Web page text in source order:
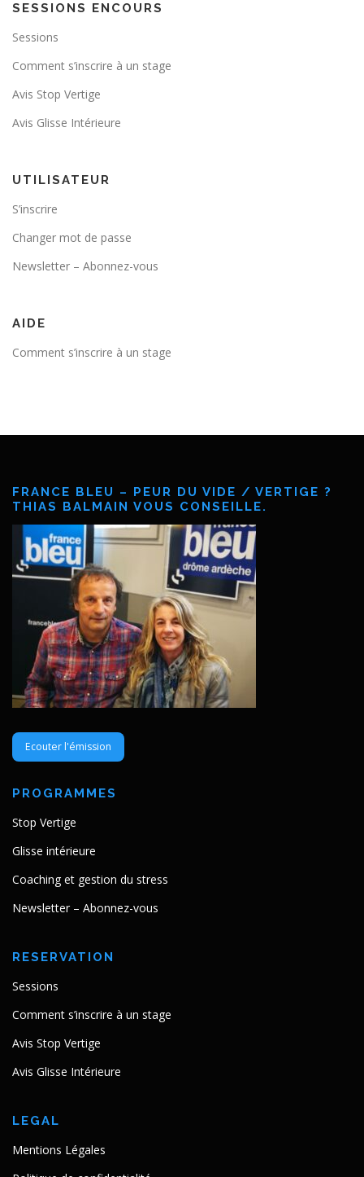
SESSIONS ENCOURS
Sessions
Comment s’inscrire à un stage
Avis Stop Vertige
Avis Glisse Intérieure
UTILISATEUR
S’inscrire
Changer mot de passe
Newsletter – Abonnez-vous
AIDE
Comment s’inscrire à un stage
FRANCE BLEU – PEUR DU VIDE / VERTIGE ?
THIAS BALMAIN VOUS CONSEILLE.
Ecouter l'émission
PROGRAMMES
Stop Vertige
Glisse intérieure
Coaching et gestion du stress
Newsletter – Abonnez-vous
RESERVATION
Sessions
Comment s’inscrire à un stage
Avis Stop Vertige
Avis Glisse Intérieure
LEGAL
Mentions Légales